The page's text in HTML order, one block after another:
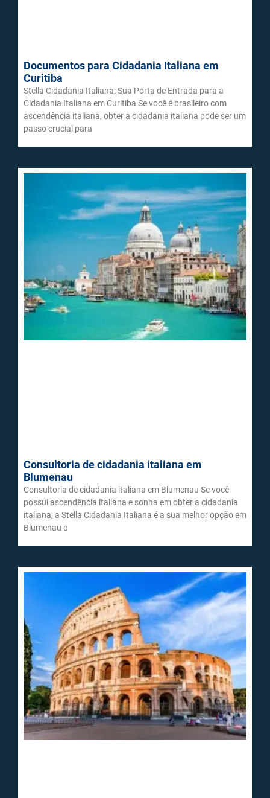
Documentos para Cidadania Italiana em
Curitiba
Stella Cidadania Italiana: Sua Porta de Entrada para a
Cidadania Italiana em Curitiba Se você é brasileiro com
ascendência italiana, obter a cidadania italiana pode ser um
passo crucial para
Consultoria de cidadania italiana em
Blumenau
Consultoria de cidadania italiana em Blumenau Se você
possui ascendência italiana e sonha em obter a cidadania
italiana, a Stella Cidadania Italiana é a sua melhor opção em
Blumenau e